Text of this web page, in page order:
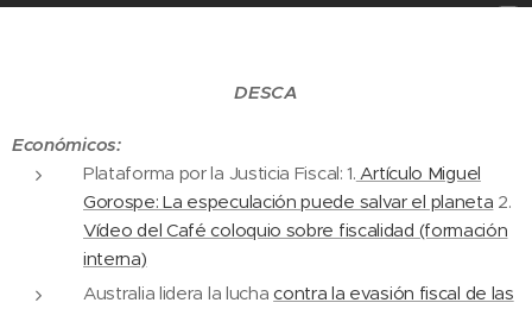
DESCA
Económicos:
Plataforma por la Justicia Fiscal: 1. Artículo Miguel
Gorospe: La especulación puede salvar el planeta 2.
Vídeo del Café coloquio sobre fiscalidad (formación
interna)
Australia lidera la luchacontra la evasión fiscal de las